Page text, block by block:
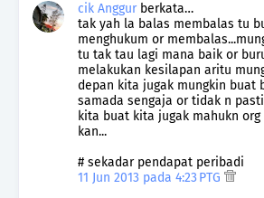
cik Anggurberkata…
tak yah la balas membalas tu
menghukum or
tu tak tau lagi mana baik or
melakukan kesilapan aritu
depan kita jugak mungkin buat
samada sengaja or tidak n
kita buat kita jugak mahukn
kan...
# sekadar pendapat peribadi
11 Jun 2013 pada 4:23 PTG